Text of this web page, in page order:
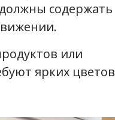
содержать
или
ярких цветов